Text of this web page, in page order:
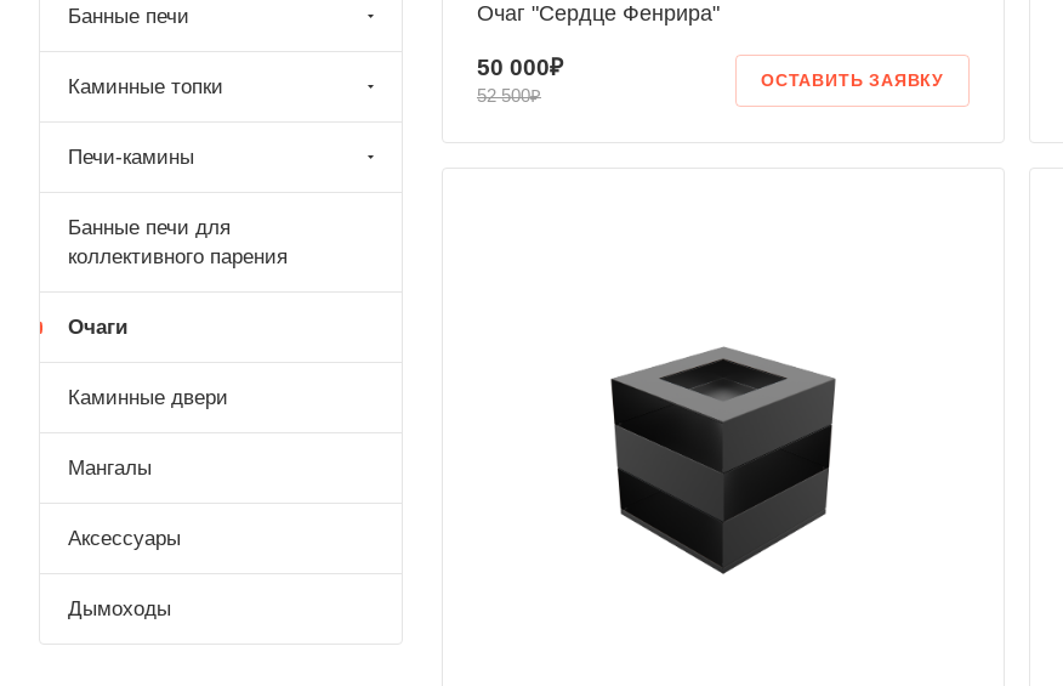
Очаг "Сердце Фенрира"
50 000₽
52 500₽
ОСТАВИТЬ ЗАЯВКУ
Банные печи
Каминные топки
Печи-камины
Банные печи для
коллективного парения
Очаги
Каминные двери
Мангалы
Аксессуары
Дымоходы